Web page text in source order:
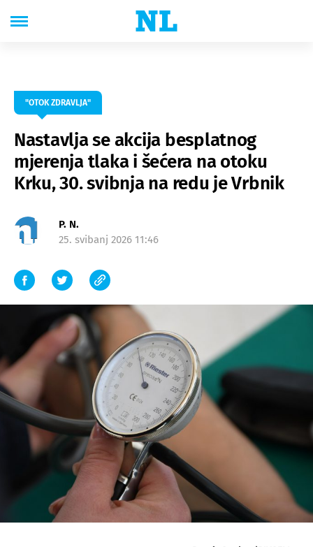
"OTOK ZDRAVLJA"
Nastavlja se akcija besplatnog
mjerenja tlaka i šećera na otoku
Krku, 30. svibnja na redu je Vrbnik
P. N.
25. svibanj 2026 11:46